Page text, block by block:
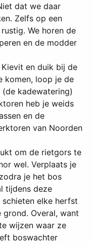
dat we daar
Zelfs op een
We horen de
en de modder
en duik bij de
komen, loop je de
kadewatering)
heb je weids
en de
van Noorden
om de rietgors te
wel. Verplaats je
je het bos
tijdens deze
elke herfst
Overal, want
wijzen waar ze
boswachter